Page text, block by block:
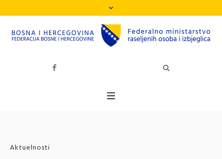
Aktuelnosti